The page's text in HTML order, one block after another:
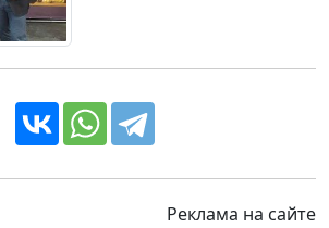
Реклама на сайте